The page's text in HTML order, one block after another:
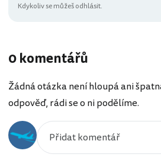
Kdykoliv se můžeš odhlásit.
0 komentářů
Žádná otázka není hloupá ani
odpověď, rádi se o ni podělíme.